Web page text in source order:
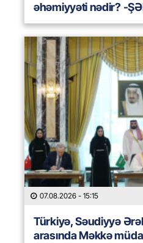
əhəmiyyəti nədir? -
07.08.2026 - 15:15
Türkiyə, Səudiyyə
arasında Məkkə